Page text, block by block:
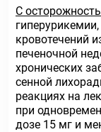
С
кровотечений
печеночной
хронических
сенной
реакциях на
при
дозе 15 мг и